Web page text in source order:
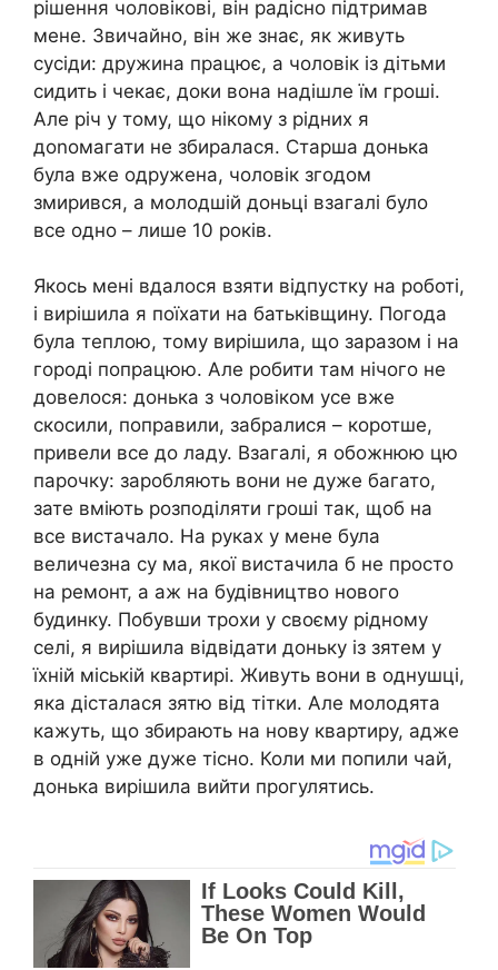
рішення чоловікові, він радісно підтримав
мене. Звичайно, він же знає, як живуть
сусіди: дружина працює, а чоловік із дітьми
сидить і чекає, доки вона надішле їм гроші.
Але річ у тому, що нікому з рідних я
доnомагати не збиралася. Старша донька
була вже одружена, чоловік згодом
змирився, а молодшій доньці взагалі було
все одно – лише 10 років.
Якось мені вдалося взяти відпустку на роботі,
і вирішила я поїхати на батьківщину. Погода
була теплою, тому вирішила, що заразом і на
городі попрацюю. Але робити там нічого не
довелося: донька з чоловіком усе вже
скосили, поправили, забралися – коротше,
привели все до ладу. Взагалі, я обожнюю цю
парочку: заробляють вони не дуже багато,
зате вміють розподіляти гроші так, щоб на
все вистачало. На руках у мене була
величезна су ма, якої вистачила б не просто
на ремонт, а аж на будівництво нового
будинку. Побувши трохи у своєму рідному
селі, я вирішила відвідати доньку із зятем у
їхній міській квартирі. Живуть вони в однушці,
яка дісталася зятю від тітки. Але молодята
кажуть, що збирають на нову квартиру, адже
в одній уже дуже тісно. Коли ми попили чай,
донька вирішила вийти прогулятись.